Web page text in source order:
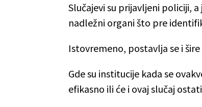
Slučajevi su prijavljeni policiji,
nadležni organi što pre
Istovremeno, postavlja se i
Gde su institucije kada se
efikasno ili će i ovaj slučaj